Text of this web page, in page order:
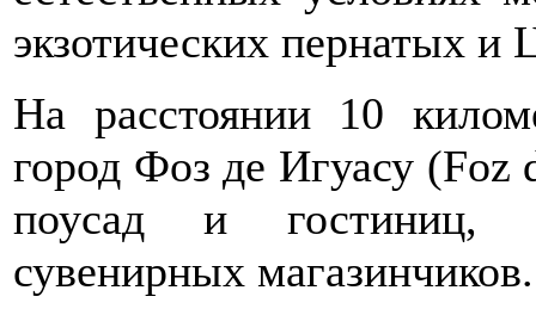
экзотических пернатых и
На расстоянии 10
город Фоз де Игуасу (Foz
поусад и гостиниц,
сувенирных магазинчиков.